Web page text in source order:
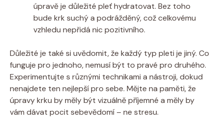
úpravě je důležité pleť hydratovat. Bez toho
bude krk suchý a podrážděný, což celkovému
vzhledu nepřidá nic pozitivního.
Důležité je také si uvědomit, že každý typ pleti je jiný. Co
funguje pro jednoho, nemusí být to pravé pro druhého.
Experimentujte s různými technikami a nástroji, dokud
nenajdete ten nejlepší pro sebe. Mějte na paměti, že
úpravy krku by měly být vizuálně příjemné a měly by
vám dávat pocit sebevědomí – ne stresu.